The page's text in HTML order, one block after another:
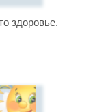
здоровье.